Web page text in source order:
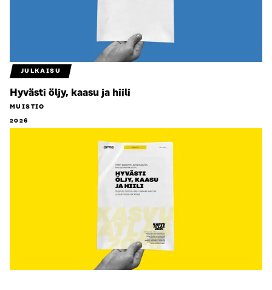
JULKAISU
Hyvästi öljy, kaasu ja hiili
MUISTIO
2026